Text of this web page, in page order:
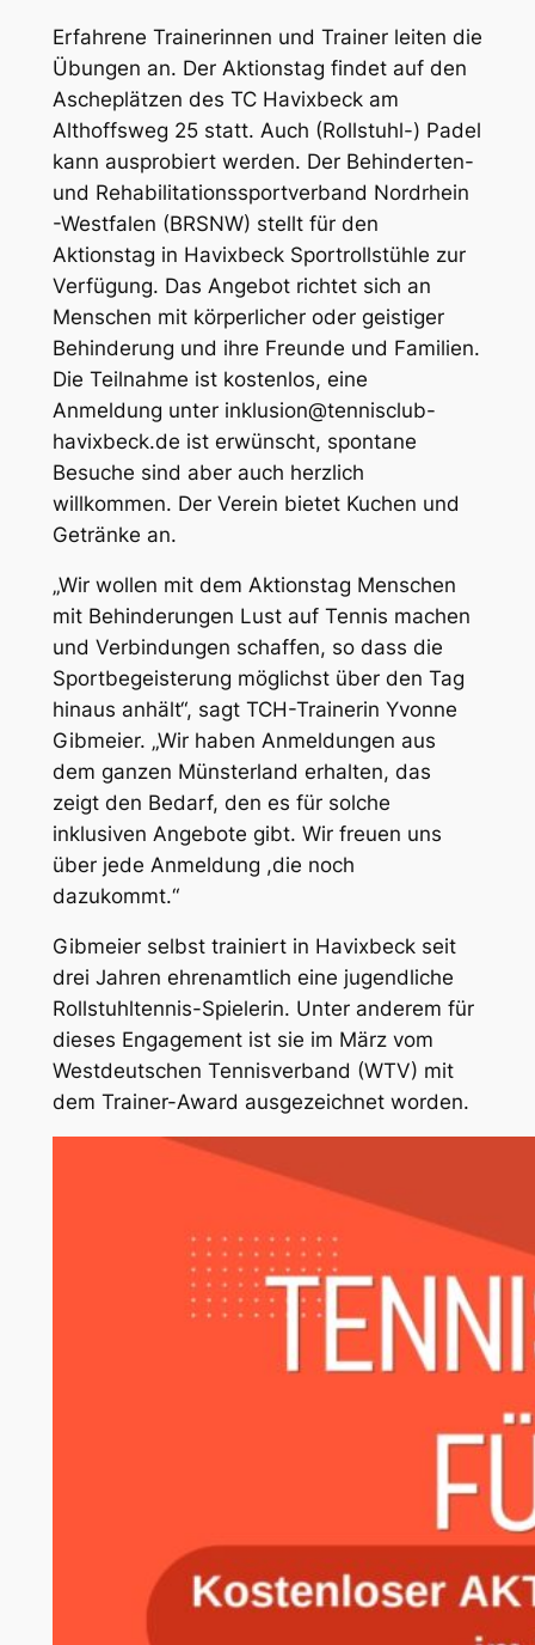
Erfahrene Trainerinnen und Trainer leiten die
Übungen an. Der Aktionstag findet auf den
Ascheplätzen des TC Havixbeck am
Althoffsweg 25 statt. Auch (Rollstuhl-) Padel
kann ausprobiert werden. Der Behinderten-
und Rehabilitationssportverband Nordrhein
-Westfalen (BRSNW) stellt für den
Aktionstag in Havixbeck Sportrollstühle zur
Verfügung. Das Angebot richtet sich an
Menschen mit körperlicher oder geistiger
Behinderung und ihre Freunde und Familien.
Die Teilnahme ist kostenlos, eine
Anmeldung unter inklusion@tennisclub-
havixbeck.de ist erwünscht, spontane
Besuche sind aber auch herzlich
willkommen. Der Verein bietet Kuchen und
Getränke an.
„Wir wollen mit dem Aktionstag Menschen
mit Behinderungen Lust auf Tennis machen
und Verbindungen schaffen, so dass die
Sportbegeisterung möglichst über den Tag
hinaus anhält“, sagt TCH-Trainerin Yvonne
Gibmeier. „Wir haben Anmeldungen aus
dem ganzen Münsterland erhalten, das
zeigt den Bedarf, den es für solche
inklusiven Angebote gibt. Wir freuen uns
über jede Anmeldung ,die noch
dazukommt.“
Gibmeier selbst trainiert in Havixbeck seit
drei Jahren ehrenamtlich eine jugendliche
Rollstuhltennis-Spielerin. Unter anderem für
dieses Engagement ist sie im März vom
Westdeutschen Tennisverband (WTV) mit
dem Trainer-Award ausgezeichnet worden.